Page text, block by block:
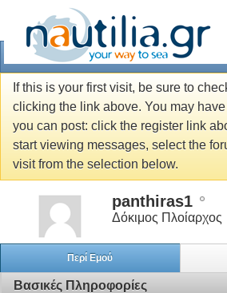
If this is your first visit, be sure to
clicking the link above. You may
you can post: click the register link
start viewing messages, select the
visit from the selection below.
panthiras1
Δόκιμος Πλοίαρχος
Περί Εμού
Βασικές Πληροφορίες